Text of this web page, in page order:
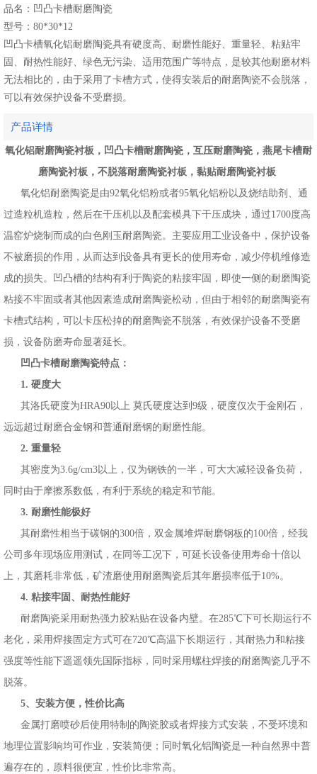
品名：凹凸卡槽耐磨陶瓷
型号：80*30*12
凹凸卡槽氧化铝耐磨陶瓷具有硬度高、耐磨性能好、重量轻、粘贴牢
固、耐热性能好、绿色无污染、适用范围广等特点，是较其他耐磨材料
无法相比的，由于采用了卡槽方式，使得安装后的耐磨陶瓷不会脱落，
可以有效保护设备不受磨损。
产品详情
氧化铝耐磨陶瓷衬板，凹凸卡槽耐磨陶瓷，互压耐磨陶瓷，燕尾卡槽耐
磨陶瓷衬板，不脱落耐磨陶瓷衬板，黏贴耐磨陶瓷衬板
氧化铝耐磨陶瓷是由92氧化铝粉或者95氧化铝粉以及烧结助剂、通
过造粒机造粒，然后在干压机以及配套模具下干压成块，通过1700度高
温窑炉烧制而成的白色刚玉耐磨陶瓷。主要应用工业设备中，保护设备
不被磨损的作用，从而达到设备具有更长的使用寿命，减少停机维修造
成的损失。凹凸槽的结构有利于陶瓷的粘接牢固，即使一侧的耐磨陶瓷
粘接不牢固或者其他因素造成耐磨陶瓷松动，但由于相邻的耐磨陶瓷有
卡槽式结构，可以卡压松掉的耐磨陶瓷不脱落，有效保护设备不受磨
损，设备防磨寿命显著延长。
凹凸卡槽耐磨陶瓷特点：
1. 硬度大
其洛氏硬度为HRA90以上 莫氏硬度达到9级，硬度仅次于金刚石，
远远超过耐磨合金钢和普通耐磨钢的耐磨性能。
2. 重量轻
其密度为3.6g/cm3以上，仅为钢铁的一半，可大大减轻设备负荷，
同时由于摩擦系数低，有利于系统的稳定和节能。
3. 耐磨性能极好
其耐磨性相当于碳钢的300倍，双金属堆焊耐磨钢板的100倍，经我
公司多年现场应用测试，在同等工况下，可延长设备使用寿命十倍以
上，其磨耗非常低，矿渣磨使用耐磨陶瓷后其年磨损率低于10%。
4. 粘接牢固、耐热性能好
耐磨陶瓷采用耐热强力胶粘贴在设备内壁。在285℃下可长期运行不
老化，采用焊接固定方式可在720℃高温下长期运行，其耐热力和粘接
强度等性能下遥遥领先国际指标，同时采用螺柱焊接的耐磨陶瓷几乎不
脱落。
5、安装方便，性价比高
金属打磨喷砂后使用特制的陶瓷胶或者焊接方式安装，不受环境和
地理位置影响均可作业，安装简便；同时氧化铝陶瓷是一种自然界中普
遍存在的，原料很便宜，性价比非常高。